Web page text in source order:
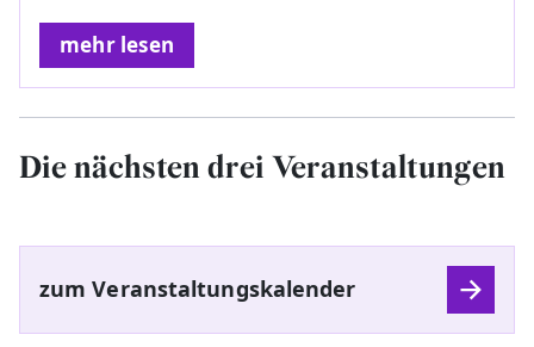
mehr lesen
Die nächsten drei Veranstaltungen
zum Veranstaltungskalender